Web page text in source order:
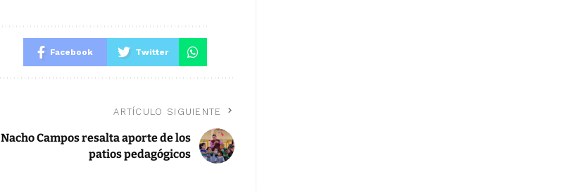
Facebook Twitter
ARTÍCULO SIGUIENTE
Nacho Campos resalta aporte de los
patios pedagógicos